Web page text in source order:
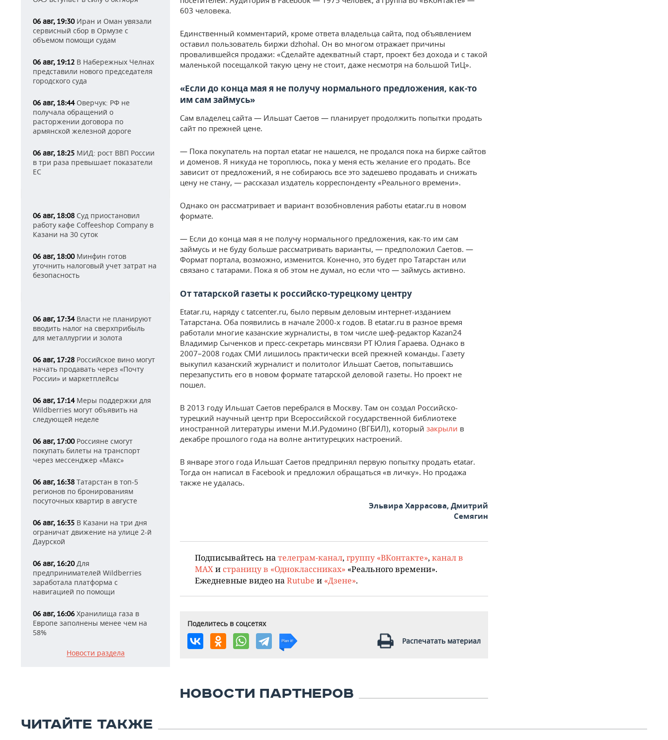
06 авг, 19:30Иран и Оман увязали
сервисный сбор в Ормузе с
объемом помощи судам
06 авг, 19:12 В Набережных Челнах
представили нового председателя
городского суда
06 авг, 18:44Оверчук: РФ не
получала обращений о
расторжении договора по
армянской железной дороге
06 авг, 18:25 МИД: рост ВВП России
в три раза превышает показатели
ЕС
06 авг, 18:08 Суд приостановил
работу кафе Coffeeshop Company в
Казани на 30 суток
06 авг, 18:00Минфин готов
уточнить налоговый учет затрат на
безопасность
06 авг, 17:34Власти не планируют
вводить налог на сверхприбыль
для металлургии и золота
06 авг, 17:28 Российское вино могут
начать продавать через «Почту
России» и маркетплейсы
06 авг, 17:14Меры поддержки для
Wildberries могут объявить на
следующей неделе
06 авг, 17:00Россияне смогут
покупать билеты на транспорт
через мессенджер «Макс»
06 авг, 16:38 Татарстан в топ-5
регионов по бронированиям
посуточных квартир в августе
06 авг, 16:35 В Казани на три дня
ограничат движение на улице 2-й
Даурской
06 авг, 16:20Для
предпринимателей Wildberries
заработала платформа с
навигацией по помощи
06 авг, 16:06 Хранилища газа в
Европе заполнены менее чем на
58%
Новости раздела
603 человека.
Единственный комментарий, кроме ответа владельца сайта, под объявлением
оставил пользователь биржи dzhohal. Он во многом отражает причины
провалившейся продажи: «Сделайте адекватный старт, проект без дохода и с такой
маленькой посещалкой такую цену не стоит, даже несмотря на большой ТиЦ».
«Если до конца мая я не получу нормального предложения, как-то
им сам займусь»
Сам владелец сайта — Ильшат Саетов — планирует продолжить попытки продать
сайт по прежней цене.
— Пока покупатель на портал etatar не нашелся, не продался пока на бирже сайтов
и доменов. Я никуда не тороплюсь, пока у меня есть желание его продать. Все
зависит от предложений, я не собираюсь все это задешево продавать и снижать
цену не стану, — рассказал издатель корреспонденту «Реального времени».
Однако он рассматривает и вариант возобновления работы etatar.ru в новом
формате.
— Если до конца мая я не получу нормального предложения, как-то им сам
займусь и не буду больше рассматривать варианты, — предположил Саетов. —
Формат портала, возможно, изменится. Конечно, это будет про Татарстан или
связано с татарами. Пока я об этом не думал, но если что — займусь активно.
От татарской газеты к российско-турецкому центру
Etatar.ru, наряду с tatcenter.ru, было первым деловым интернет-изданием
Татарстана. Оба появились в начале 2000-х годов. В etatar.ru в разное время
работали многие казанские журналисты, в том числе шеф-редактор Kazan24
Владимир Сыченков и пресс-секретарь минсвязи РТ Юлия Гараева. Однако в
2007–2008 годах СМИ лишилось практически всей прежней команды. Газету
выкупил казанский журналист и политолог Ильшат Саетов, попытавшись
перезапустить его в новом формате татарской деловой газеты. Но проект не
пошел.
В 2013 году Ильшат Саетов перебрался в Москву. Там он создал Российско-
турецкий научный центр при Всероссийской государственной библиотеке
иностранной литературы имени М.И.Рудомино (ВГБИЛ), который закрыли в
декабре прошлого года на волне антитурецких настроений.
В январе этого года Ильшат Саетов предпринял первую попытку продать etatar.
Тогда он написал в Facebook и предложил обращаться «в личку». Но продажа
также не удалась.
Эльвира Харрасова, Дмитрий
Семягин
Подписывайтесь на телеграм-канал, группу «ВКонтакте», канал в
MAX и страницу в «Одноклассниках» «Реального времени».
Ежедневные видео на Rutube и «Дзене».
Поделитесь в соцсетях
Распечатать материал
НОВОСТИ ПАРТНЕРОВ
ЧИТАЙТЕ ТАКЖЕ